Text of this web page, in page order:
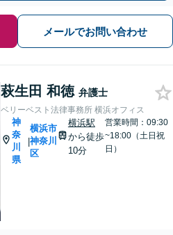
メールでお問い合わせ
萩生田 和徳 弁護士
ベリーベスト法律事務所 横浜オフィス
神
奈
川
県
|
横浜市
神奈川
区
横浜駅
から徒歩
10分
営業時間：09:30
~18:00（土日祝
日）